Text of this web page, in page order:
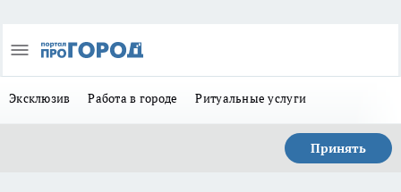
Эксклюзив Работа в городе Ритуальные услуги
Принять